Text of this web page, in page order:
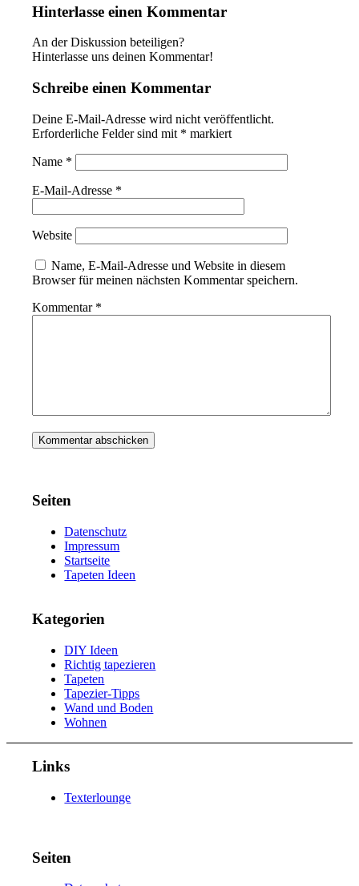
Hinterlasse einen Kommentar
An der Diskussion beteiligen?
Hinterlasse uns deinen Kommentar!
Schreibe einen Kommentar
Deine E-Mail-Adresse wird nicht veröffentlicht.
Erforderliche Felder sind mit * markiert
Name *
E-Mail-Adresse *
Website
Name, E-Mail-Adresse und Website in diesem
Browser für meinen nächsten Kommentar speichern.
Kommentar *
Seiten
Datenschutz
Impressum
Startseite
Tapeten Ideen
Kategorien
DIY Ideen
Richtig tapezieren
Tapeten
Tapezier-Tipps
Wand und Boden
Wohnen
Links
Texterlounge
Seiten